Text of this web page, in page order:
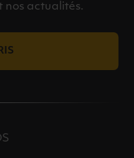
nos actualités.